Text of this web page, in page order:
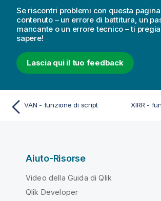
Se riscontri problemi con questa
contenuto – un errore di battitura, un
mancante o un errore tecnico – ti
sapere!
Lascia qui il tuo feedback
VAN - funzione di script XIRR -
Aiuto-Risorse
Video della Guida di Qlik
Qlik Developer